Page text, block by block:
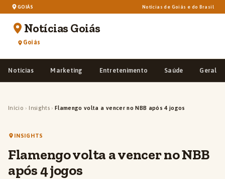
GOIÁS Notícias de Goiás e do Brasil
Notícias Goiás
Goiás
Notícias Marketing Entretenimento Saúde Geral
Início › Insights › Flamengo volta a vencer no NBB após 4 jogos
INSIGHTS
Flamengo volta a vencer no NBB
após 4 jogos